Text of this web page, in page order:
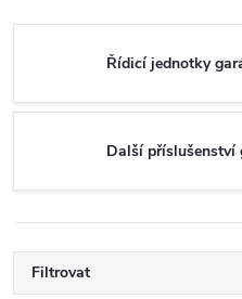
Řídicí jednotky
Další příslušenství
Filtrovat